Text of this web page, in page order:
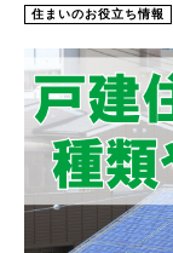
住まいのお役立ち情報